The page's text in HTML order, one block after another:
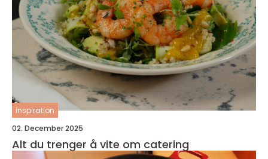
inspiration
02. December 2025
Alt du trenger å vite om catering